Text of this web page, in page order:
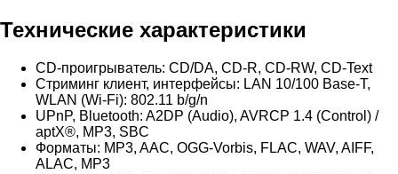
Технические характеристики
CD-проигрыватель: CD/DA, CD-R, CD-RW, CD-Text
Cтриминг клиент, интерфейсы: LAN 10/100 Base-T,
WLAN (Wi-Fi): 802.11 b/g/n
UPnP, Bluetooth: A2DP (Audio), AVRCP 1.4 (Control) /
aptX®, MP3, SBC
Форматы: MP3, AAC, OGG-Vorbis, FLAC, WAV, AIFF,
ALAC, MP3